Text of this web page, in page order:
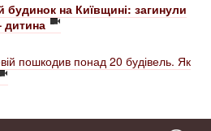
на Київщині: загинули
дитина
пошкодив понад 20 будівель. Як